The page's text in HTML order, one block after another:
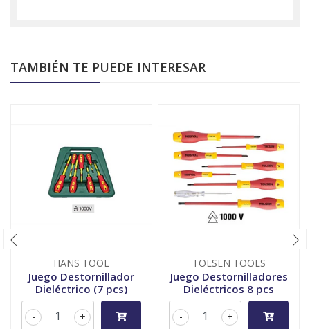
TAMBIÉN TE PUEDE INTERESAR
HANS TOOL
Juego Destornillador
Dieléctrico (7 pcs)
+
-
TOLSEN TOOLS
Juego Destornilladores
Dieléctricos 8 pcs
+
-